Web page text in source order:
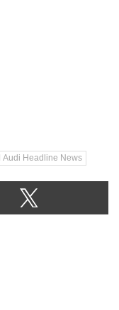
Audi Headline News